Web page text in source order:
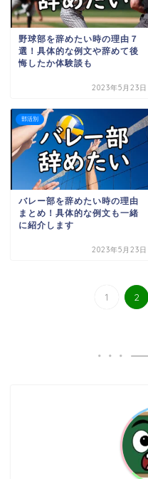
野球部を辞めたい時の理由７
選！具体的な例文や辞めて後
悔したか体験談も
2023年5月23日
部活別
バレー部を辞めたい時の理由
まとめ！具体的な例文も一緒
に紹介します
2023年5月23日
1 2